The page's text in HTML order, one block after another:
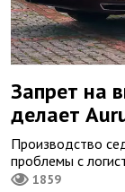
Запрет на
делает
Производство
проблемы с
1859